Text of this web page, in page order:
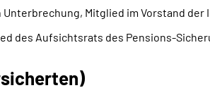
Mitglied im Vorstand der
des Aufsichtsrats des Pensions-